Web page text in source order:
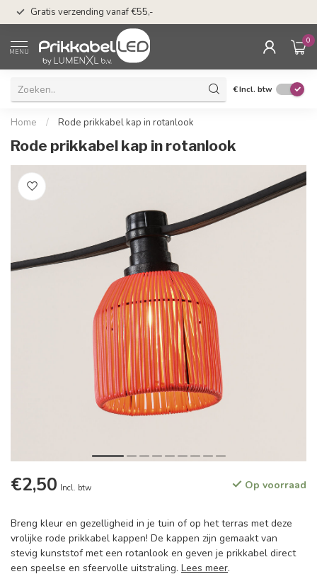
Gratis verzending vanaf €55,-
MENU
0
€Incl. btw
Home / Rode prikkabel kap in rotanlook
Rode prikkabel kap in rotanlook
€2,50 Incl. btw Op voorraad
Breng kleur en gezelligheid in je tuin of op het terras met deze
vrolijke rode prikkabel kappen! De kappen zijn gemaakt van
stevig kunststof met een rotanlook en geven je prikkabel direct
een speelse en sfeervolle uitstraling. Lees meer.